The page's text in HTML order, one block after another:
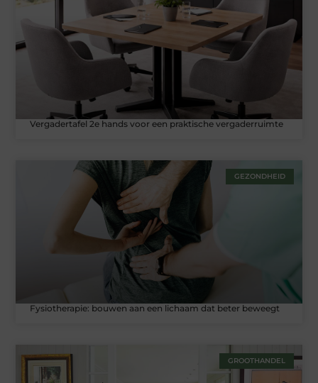
Vergadertafel 2e hands voor een praktische vergaderruimte
GEZONDHEID
Fysiotherapie: bouwen aan een lichaam dat beter beweegt
GROOTHANDEL